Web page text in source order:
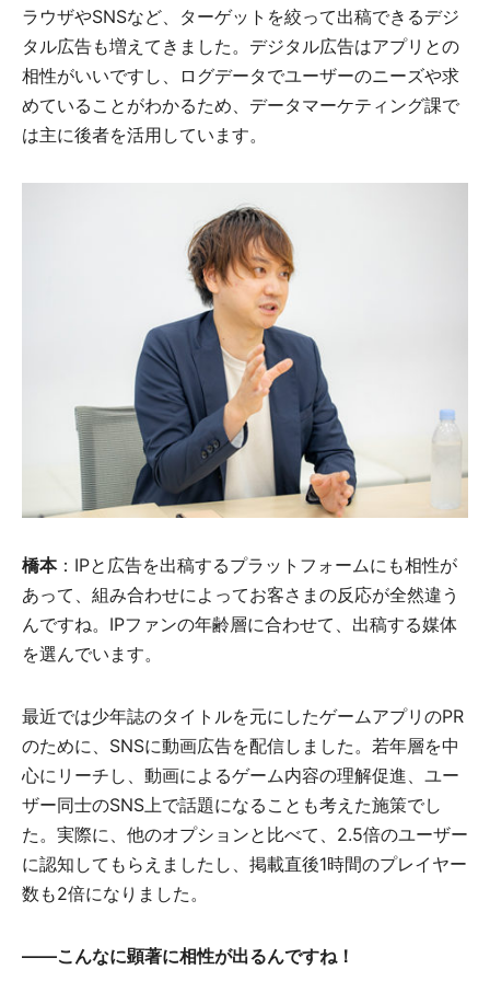
ラウザやSNSなど、ターゲットを絞って出稿できるデジ
タル広告も増えてきました。デジタル広告はアプリとの
相性がいいですし、ログデータでユーザーのニーズや求
めていることがわかるため、データマーケティング課で
は主に後者を活用しています。
橋本：IPと広告を出稿するプラットフォームにも相性が
あって、組み合わせによってお客さまの反応が全然違う
んですね。IPファンの年齢層に合わせて、出稿する媒体
を選んでいます。
最近では少年誌のタイトルを元にしたゲームアプリのPR
のために、SNSに動画広告を配信しました。若年層を中
心にリーチし、動画によるゲーム内容の理解促進、ユー
ザー同士のSNS上で話題になることも考えた施策でし
た。実際に、他のオプションと比べて、2.5倍のユーザー
に認知してもらえましたし、掲載直後1時間のプレイヤー
数も2倍になりました。
――こんなに顕著に相性が出るんですね！